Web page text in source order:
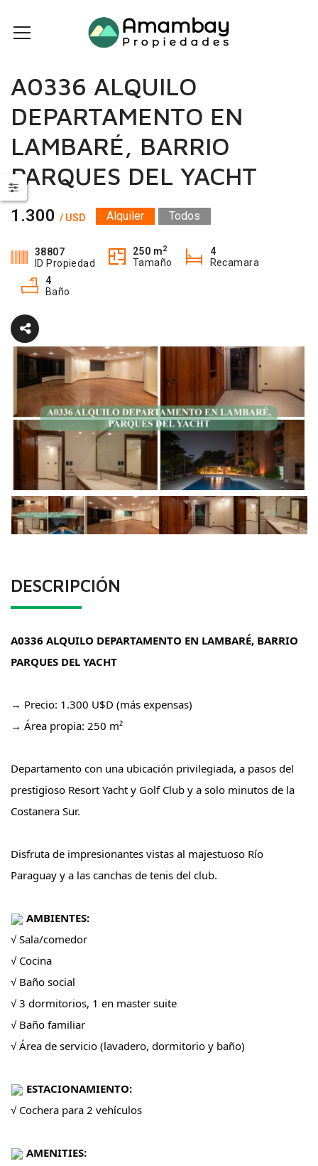
A0336 ALQUILO
DEPARTAMENTO EN
LAMBARÉ, BARRIO
PARQUES DEL YACHT
1.300 / USD Alquiler Todos
38807
ID Propiedad
250 m2
Tamaño
4
Recamara
4
Baño
DESCRIPCIÓN
A0336 ALQUILO DEPARTAMENTO EN LAMBARÉ, BARRIO
PARQUES DEL YACHT
→ Precio: 1.300 U$D (más expensas)
→ Área propia: 250 m²
Departamento con una ubicación privilegiada, a pasos del
prestigioso Resort Yacht y Golf Club y a solo minutos de la
Costanera Sur.
Disfruta de impresionantes vistas al majestuoso Río
Paraguay y a las canchas de tenis del club.
AMBIENTES:
√ Sala/comedor
√ Cocina
√ Baño social
√ 3 dormitorios, 1 en master suite
√ Baño familiar
√ Área de servicio (lavadero, dormitorio y baño)
ESTACIONAMIENTO:
√ Cochera para 2 vehículos
AMENITIES: